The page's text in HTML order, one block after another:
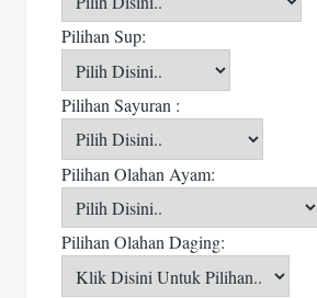
Pilihan Sup:
Pilihan Sayuran :
Pilihan Olahan Ayam:
Pilihan Olahan Daging: